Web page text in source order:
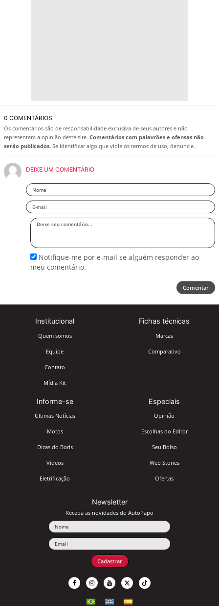
0 COMENTÁRIOS
Os comentários são de responsabilidade exclusiva de seus autores e não
representam a opinião deste site. Comentários com palavrões e ofensas não
serão publicados. Se identificar algo que viole os termos de uso, denuncie.
DEIXE UM COMENTÁRIO
Nome
Email
Deixe
Notifique-me por e-mail se alguém responder ao
meu comentário.
Comentar
Institucional
Quem somos
Equipe
Contato
Mídia Kit
Fichas técnicas
Marcas
Comparativo
Informe-se
Últimas Notícias
Motos
Dicas do Boris
Vídeos
Eletrificação
Especiais
Opinião
Escolhas do Editor
Seu Bolso
Web Stories
Ofertas
Newsletter
Receba as novidades do AutoPapo
Cadastrar